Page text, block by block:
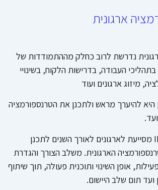
ארגונית
נדרשת לרוב כחלק מההתמודדות של
בתהליכי העבודה, בדרישות הלקוח, בשינויי
מיזוג ארגונים ועוד
להיערך מראש ולתכנן את הטרנספורמציה
חברת IE&P Group מסייעת לארגונים לאורך השנים לתכנן
הארגונית. משלב הצורך והגדרת
אופן השינוי ותוכנית פעולה, תוך שיתוף
ועד תום שלב היישום.